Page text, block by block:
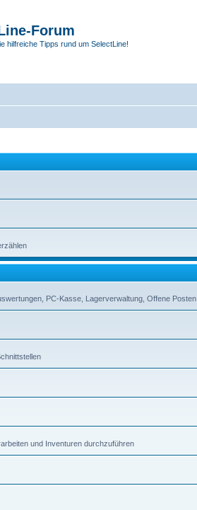
Forum
hilfreiche Tipps rund um SelectLine!
PC-Kasse, Lagerverwaltung, Offene Posten
und Inventuren durchzuführen